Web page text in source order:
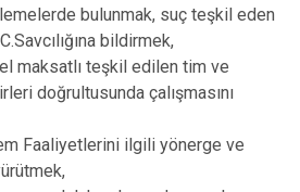
bulunmak, suç teşkil eden
bildirmek,
maksatlı teşkil edilen tim ve
doğrultusunda çalışmasını
Faaliyetlerini ilgili yönerge ve